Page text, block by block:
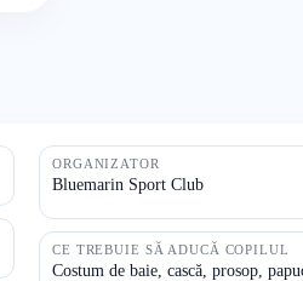
ORGANIZATOR
Bluemarin Sport Club
CE TREBUIE SĂ ADUCĂ COPILUL
Costum de baie, cască, prosop,